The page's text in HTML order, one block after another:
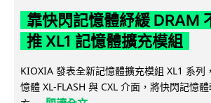
靠快閃記憶體紓緩 DRAM
推 XL1 記憶體擴充模組
KIOXIA 發表全新記憶體擴充模組 XL1 系列
憶體 XL-FLASH 與 CXL 介面，將快閃記憶